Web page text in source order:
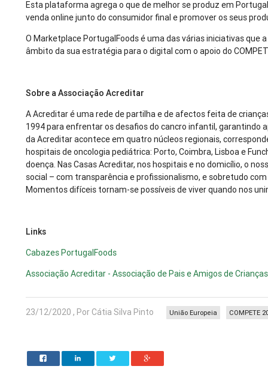
Esta plataforma agrega o que de melhor se produz em
venda online junto do consumidor final e promover os seus
O Marketplace PortugalFoods é uma das várias iniciativas que
âmbito da sua estratégia para o digital com o apoio do
Sobre a Associação Acreditar
A Acreditar é uma rede de partilha e de afectos feita de
1994 para enfrentar os desafios do cancro infantil, garantindo
da Acreditar acontece em quatro núcleos regionais,
hospitais de oncologia pediátrica: Porto, Coimbra, Lisboa e
doença. Nas Casas Acreditar, nos hospitais e no domicílio, o
social – com transparência e profissionalismo, e sobretudo
Momentos difíceis tornam-se possíveis de viver quando nos
Links
Cabazes PortugalFoods
Associação Acreditar - Associação de Pais e Amigos de
23/12/2020 , Por Cátia Silva Pinto COMPETE
União Europeia